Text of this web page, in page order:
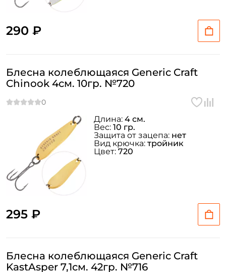
290 ₽
Блесна колеблющаяся Generic Craft
Chinook 4см. 10гр. №720
295 ₽
Длина: 4 см.
Вес: 10 гр.
Защита от зацепа: нет
Вид крючка: тройник
Цвет: 720
Блесна колеблющаяся Generic Craft
KastAsper 7,1см. 42гр. №716
Создать аккаунт